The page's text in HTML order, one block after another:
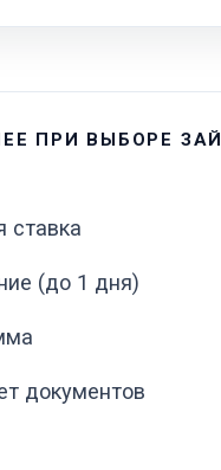
ПРИ ВЫБОРЕ
ставка
(до 1 дня)
документов